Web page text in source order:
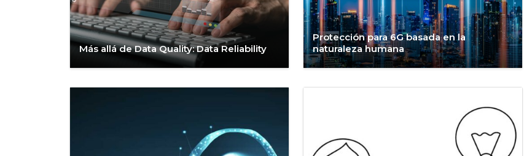
Más allá de Data Quality: Data Reliability
Protección para 6G basada en la
naturaleza humana